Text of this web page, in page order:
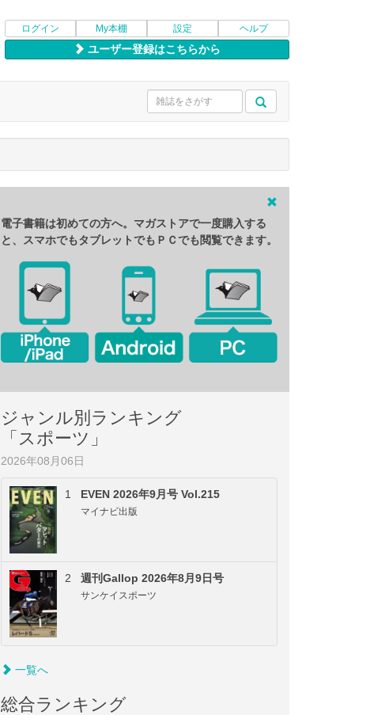
ログイン My本棚 設定 ヘルプ
ユーザー登録はこちらから
電子書籍は初めての方へ。マガストアで一度購入する
と、スマホでもタブレットでもＰＣでも閲覧できます。
ジャンル別ランキング
「スポーツ」
2026年08月06日
1 EVEN 2026年9月号 Vol.215
マイナビ出版
2 週刊Gallop 2026年8月9日号
サンケイスポーツ
一覧へ
総合ランキング